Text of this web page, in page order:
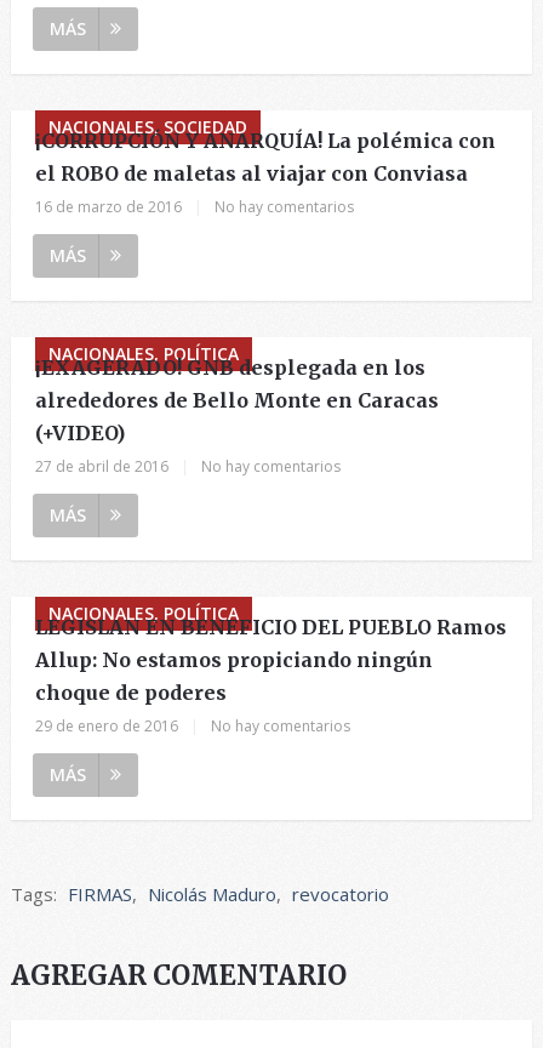
MÁS
NACIONALES, SOCIEDAD
¡CORRUPCIÓN Y ANARQUÍA! La polémica con
el ROBO de maletas al viajar con Conviasa
16 de marzo de 2016 No hay comentarios
MÁS
NACIONALES, POLÍTICA
¡EXAGERADO! GNB desplegada en los
alrededores de Bello Monte en Caracas
(+VIDEO)
27 de abril de 2016 No hay comentarios
MÁS
NACIONALES, POLÍTICA
LEGISLAN EN BENEFICIO DEL PUEBLO Ramos
Allup: No estamos propiciando ningún
choque de poderes
29 de enero de 2016 No hay comentarios
MÁS
Tags: FIRMAS, Nicolás Maduro, revocatorio
AGREGAR COMENTARIO